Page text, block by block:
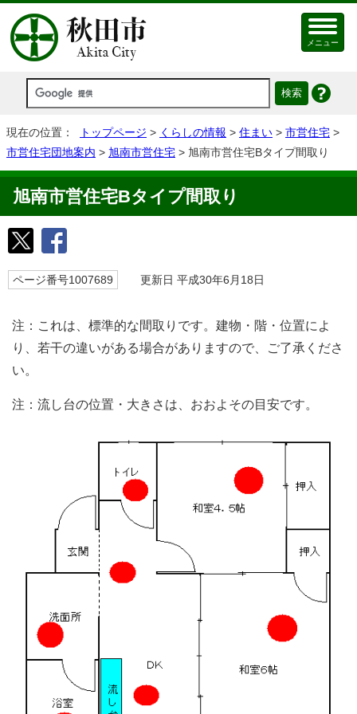
メニュー
現在の位置： トップページ > くらしの情報 > 住まい > 市営住宅 >
市営住宅団地案内 > 旭南市営住宅 > 旭南市営住宅Bタイプ間取り
旭南市営住宅Bタイプ間取り
ページ番号1007689 更新日 平成30年6月18日
注：これは、標準的な間取りです。建物・階・位置によ
り、若干の違いがある場合がありますので、ご了承くださ
い。
注：流し台の位置・大きさは、おおよその目安です。